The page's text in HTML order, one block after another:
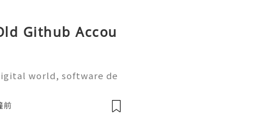
Github Accou
world, software de
most widely used plat
前